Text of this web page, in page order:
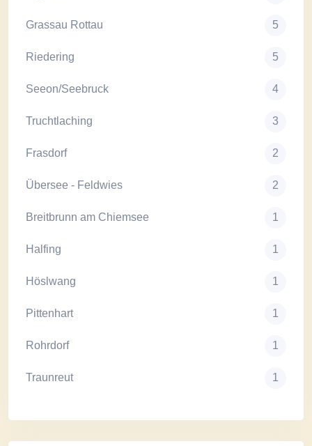
Grassau Rottau 5
Riedering 5
Seeon/Seebruck 4
Truchtlaching 3
Frasdorf 2
Übersee - Feldwies 2
Breitbrunn am Chiemsee 1
Halfing 1
Höslwang 1
Pittenhart 1
Rohrdorf 1
Traunreut 1